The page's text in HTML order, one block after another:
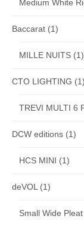
Medium White
Baccarat (1)
MILLE NUITS (1)
CTO LIGHTING (1)
TREVI MULTI 6
DCW editions (1)
HCS MINI (1)
deVOL(1)
Small Wide